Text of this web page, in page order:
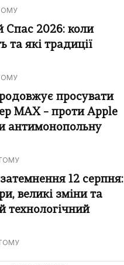
Спас 2026: коли
та які традиції
просувати
MAX – проти Apple
антимонопольну
12 серпня:
великі зміни та
технологічний